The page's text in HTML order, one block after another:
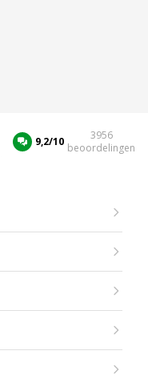
9,2/10
3956
beoordelingen